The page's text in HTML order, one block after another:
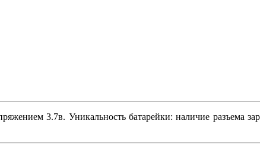
3.7в. Уникальность батарейки: наличие разъема